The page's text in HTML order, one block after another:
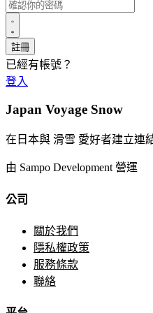
已經有帳號？
登入
Japan Voyage Snow
在日本與 滑雪 愛好者建立連
由 Sampo Development 營運
公司
關於我們
隱私權政策
服務條款
聯絡